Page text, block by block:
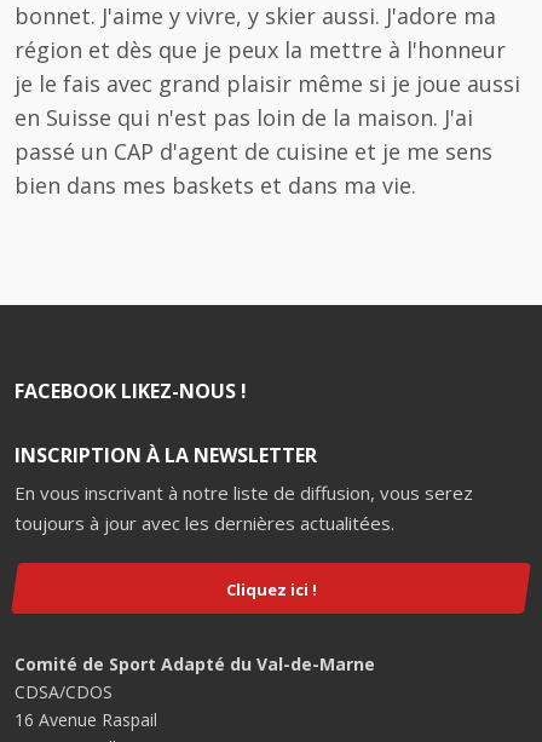
bonnet. J'aime y vivre, y skier aussi. J'adore ma
région et dès que je peux la mettre à l'honneur
je le fais avec grand plaisir même si je joue aussi
en Suisse qui n'est pas loin de la maison. J'ai
passé un CAP d'agent de cuisine et je me sens
bien dans mes baskets et dans ma vie.
FACEBOOK LIKEZ-NOUS !
INSCRIPTION À LA NEWSLETTER
En vous inscrivant à notre liste de diffusion, vous serez
toujours à jour avec les dernières actualitées.
Cliquez ici !
Comité de Sport Adapté du Val-de-Marne
CDSA/CDOS
16 Avenue Raspail